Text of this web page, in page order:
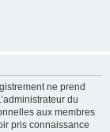
ne prend
du
aux membres
pris connaissance